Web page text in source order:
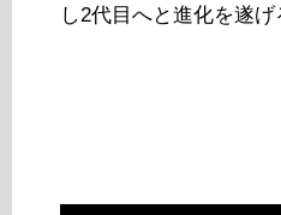
し2代目へと進化を遂げ